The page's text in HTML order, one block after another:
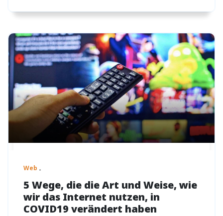
Web
5 Wege, die die Art und Weise, wie
wir das Internet nutzen, in
COVID19 verändert haben